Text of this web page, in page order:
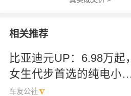
相关推荐
比亚迪元UP：6.98万起，
女生代步首选的纯电小
SUV
车友公社